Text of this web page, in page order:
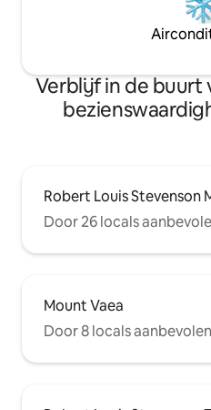
Verblijf in de buurt
Robert Louis Stevenson
Door 26 locals
Mount Vaea
Door 8 locals aanbevolen